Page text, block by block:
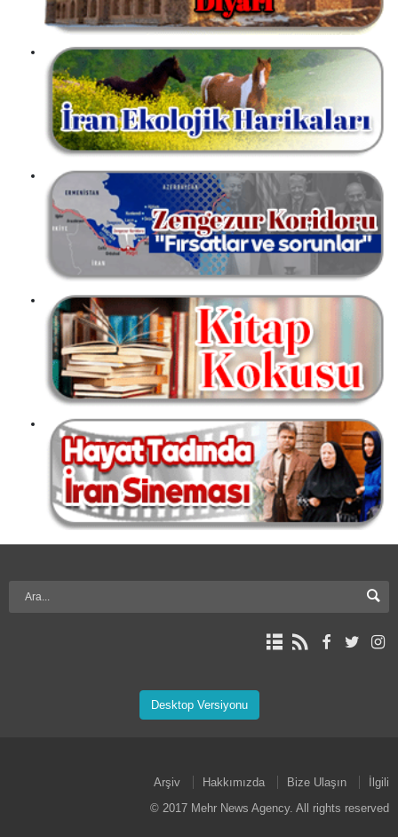
Desktop Versiyonu
Arşiv Hakkımızda Bize Ulaşın
İlgili
© 2017 Mehr News Agency. All rights reserved